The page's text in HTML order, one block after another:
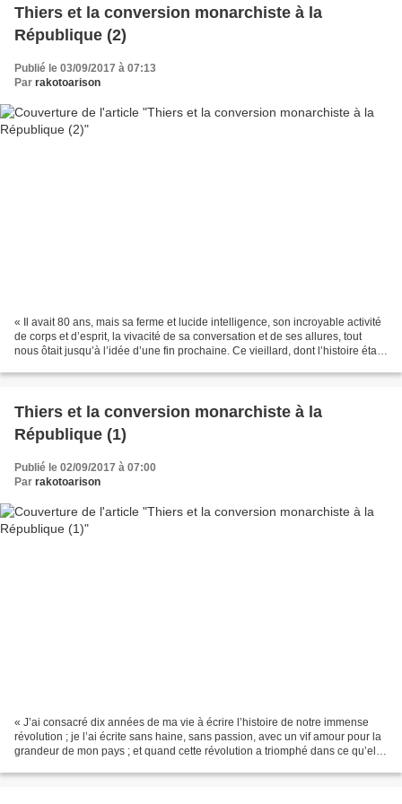
Thiers et la conversion monarchiste à la
République (2)
Publié le 03/09/2017 à 07:13
Par rakotoarison
« Il avait 80 ans, mais sa ferme et lucide intelligence, son incroyable activité
de corps et d’esprit, la vivacité de sa conversation et de ses allures, tout
nous ôtait jusqu’à l’idée d’une fin prochaine. Ce vieillard, dont l’histoire était
Thiers et la conversion monarchiste à la
République (1)
Publié le 02/09/2017 à 07:00
Par rakotoarison
« J’ai consacré dix années de ma vie à écrire l’histoire de notre immense
révolution ; je l’ai écrite sans haine, sans passion, avec un vif amour pour la
grandeur de mon pays ; et quand cette révolution a triomphé dans ce qu’elle